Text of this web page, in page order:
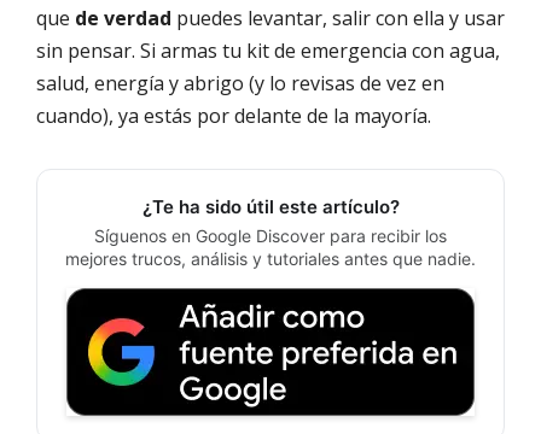
que de verdad puedes levantar, salir con ella y usar
sin pensar. Si armas tu kit de emergencia con agua,
salud, energía y abrigo (y lo revisas de vez en
cuando), ya estás por delante de la mayoría.
¿Te ha sido útil este artículo?
Síguenos en Google Discover para recibir los
mejores trucos, análisis y tutoriales antes que nadie.